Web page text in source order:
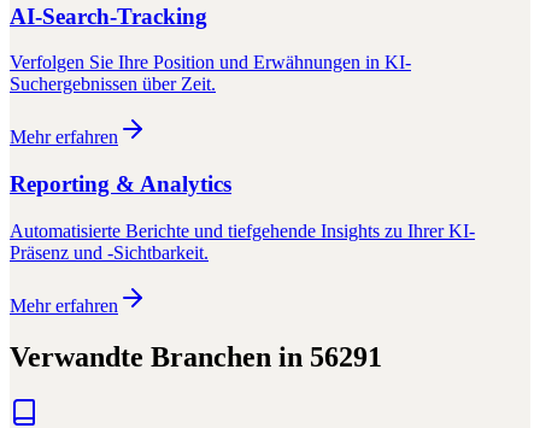
AI-Search-Tracking
Verfolgen Sie Ihre Position und Erwähnungen in KI-
Suchergebnissen über Zeit.
Mehr erfahren
Reporting & Analytics
Automatisierte Berichte und tiefgehende Insights zu Ihrer KI-
Präsenz und -Sichtbarkeit.
Mehr erfahren
Verwandte Branchen in 56291